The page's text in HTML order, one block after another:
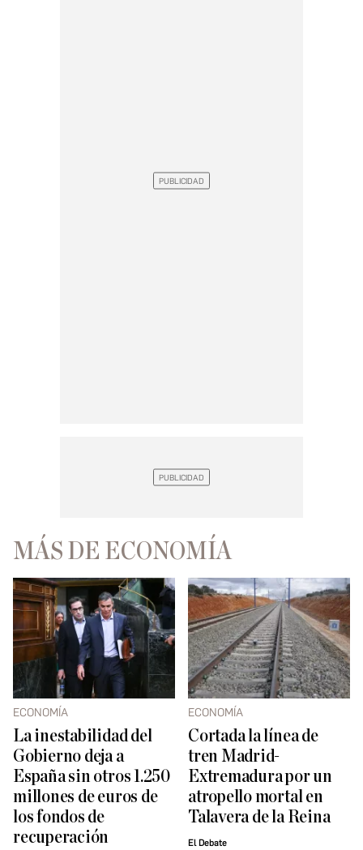
MÁS DE ECONOMÍA
ECONOMÍA
La inestabilidad del
Gobierno deja a
España sin otros 1.250
millones de euros de
los fondos de
recuperación
ECONOMÍA
Cortada la línea de
tren Madrid-
Extremadura por un
atropello mortal en
Talavera de la Reina
El Debate